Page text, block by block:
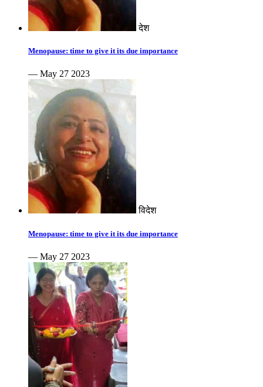
देश
Menopause: time to give it its due importance
— May 27 2023
विदेश
Menopause: time to give it its due importance
— May 27 2023